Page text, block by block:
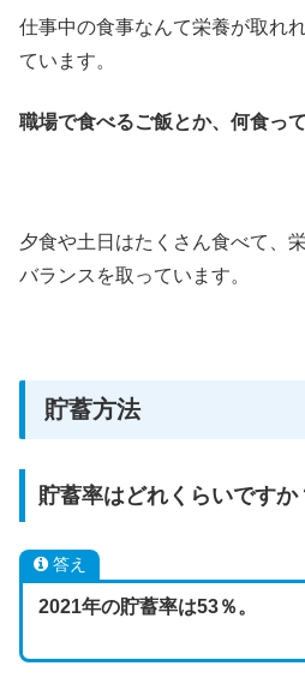
仕事中の食事なんて栄養が取れ
ています。
職場で食べるご飯とか、何食っ
夕食や土日はたくさん食べて、
バランスを取っています。
貯蓄方法
貯蓄率はどれくらいですか
答え
2021年の貯蓄率は53％。